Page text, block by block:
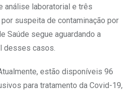
análise laboratorial e três
suspeita de contaminação por
Saúde segue aguardando a
desses casos.
estão disponíveis 96
para tratamento da Covid-19,